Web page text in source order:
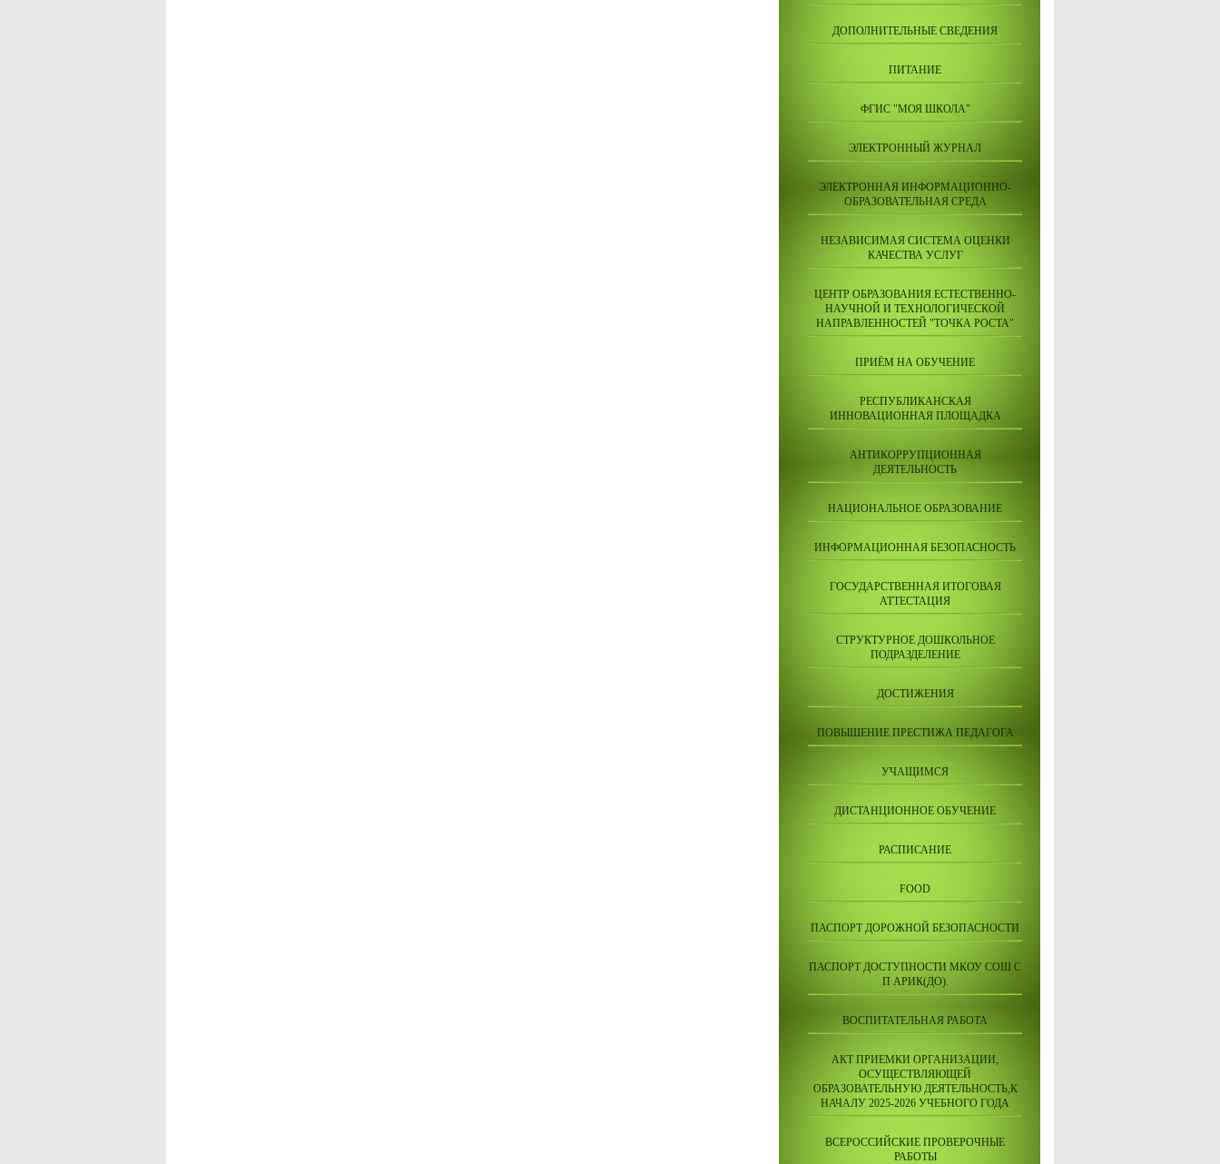
ДОПОЛНИТЕЛЬНЫЕ СВЕДЕНИЯ
ПИТАНИЕ
ФГИС "МОЯ ШКОЛА"
ЭЛЕКТРОННЫЙ ЖУРНАЛ
ЭЛЕКТРОННАЯ ИНФОРМАЦИОННО-
ОБРАЗОВАТЕЛЬНАЯ СРЕДА
НЕЗАВИСИМАЯ СИСТЕМА ОЦЕНКИ
КАЧЕСТВА УСЛУГ
ЦЕНТР ОБРАЗОВАНИЯ ЕСТЕСТВЕННО-
НАУЧНОЙ И ТЕХНОЛОГИЧЕСКОЙ
НАПРАВЛЕННОСТЕЙ "ТОЧКА РОСТА"
ПРИЁМ НА ОБУЧЕНИЕ
РЕСПУБЛИКАНСКАЯ
ИННОВАЦИОННАЯ ПЛОЩАДКА
АНТИКОРРУПЦИОННАЯ
ДЕЯТЕЛЬНОСТЬ
НАЦИОНАЛЬНОЕ ОБРАЗОВАНИЕ
ИНФОРМАЦИОННАЯ БЕЗОПАСНОСТЬ
ГОСУДАРСТВЕННАЯ ИТОГОВАЯ
АТТЕСТАЦИЯ
СТРУКТУРНОЕ ДОШКОЛЬНОЕ
ПОДРАЗДЕЛЕНИЕ
ДОСТИЖЕНИЯ
ПОВЫШЕНИЕ ПРЕСТИЖА ПЕДАГОГА
УЧАЩИМСЯ
ДИСТАНЦИОННОЕ ОБУЧЕНИЕ
РАСПИСАНИЕ
FOOD
ПАСПОРТ ДОРОЖНОЙ БЕЗОПАСНОСТИ
ПАСПОРТ ДОСТУПНОСТИ МКОУ СОШ С
П АРИК(ДО).
ВОСПИТАТЕЛЬНАЯ РАБОТА
АКТ ПРИЕМКИ ОРГАНИЗАЦИИ,
ОСУЩЕСТВЛЯЮЩЕЙ
ОБРАЗОВАТЕЛЬНУЮ ДЕЯТЕЛЬНОСТЬ,К
НАЧАЛУ 2025-2026 УЧЕБНОГО ГОДА
ВСЕРОССИЙСКИЕ ПРОВЕРОЧНЫЕ
РАБОТЫ